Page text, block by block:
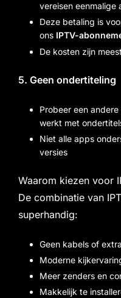
vereisen eenmalige
Deze betaling is
ons IPTV-
De kosten zijn
5. Geen ondertiteling
Probeer een
werkt met
Niet alle apps
versies
Waarom kiezen voor
De combinatie van
superhandig:
Geen kabels of
Moderne
Meer zenders en
Makkelijk te